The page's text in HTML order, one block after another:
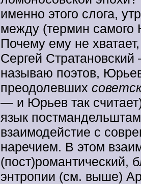
именно этого слога,
между (термин
Почему ему не
Сергей
называю поэтов,
преодолевших
— и Юрьев так
язык
взаимодейстие с
наречием. В этом
(пост)романтический,
энтропии (см. выше)